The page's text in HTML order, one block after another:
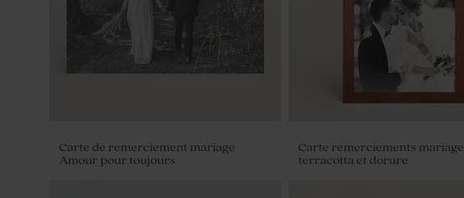
Carte de remerciement mariage
Amour pour toujours
Carte remerciements mariage
terracotta et dorure